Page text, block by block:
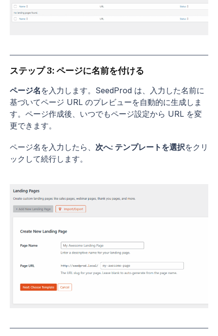
ステップ 3: ページに名前を付ける
ページ名 を入力します。SeedProd は、入力した名前に
基づいてページ URL のプレビューを自動的に生成しま
す。ページ作成後、いつでもページ設定から URL を変
更できます。
ページ名を入力したら、 次へ: テンプレートを選択をクリ
ックして続行します。